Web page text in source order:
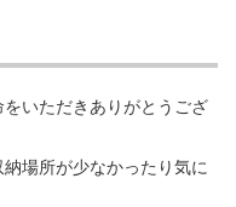
いただきありがとうござ
場所が少なかったり気に